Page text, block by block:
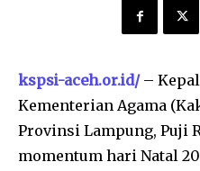
kspsi-aceh.or.id/–
Kementerian Agama
Provinsi Lampung, Puji
momentum hari Natal